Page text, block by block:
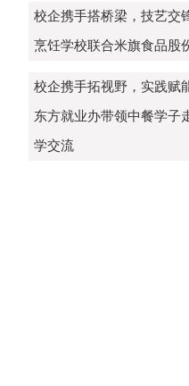
校企携手搭桥梁，技艺交
烹饪学校联合米旗食品股
校企携手拓视野，实践赋
东方就业办带领中餐学子
学交流